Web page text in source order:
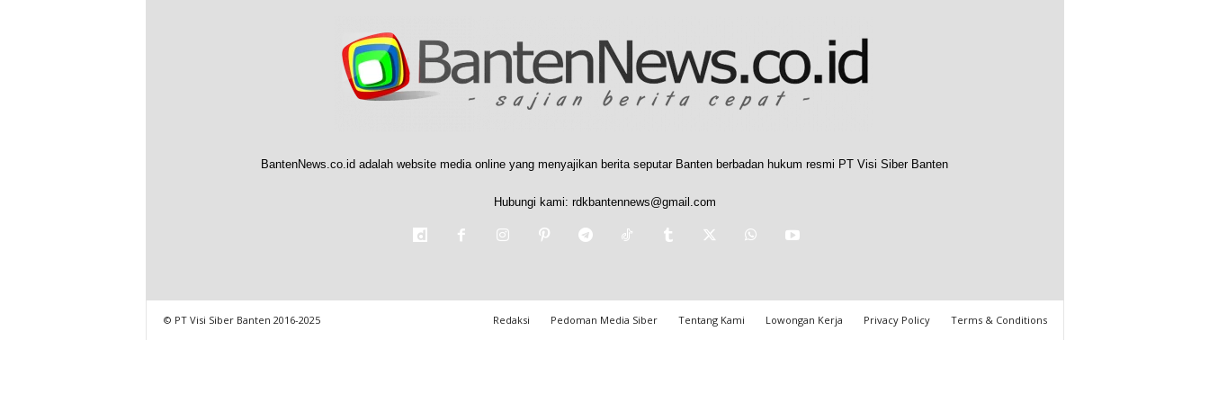
BantenNews.co.id adalah website media online yang menyajikan berita seputar Banten berbadan hukum resmi PT Visi Siber Banten
Hubungi kami: rdkbantennews@gmail.com
Redaksi Pedoman Media Siber Tentang Kami Lowongan Kerja Privacy Policy Terms & Conditions
© PT Visi Siber Banten 2016-2025